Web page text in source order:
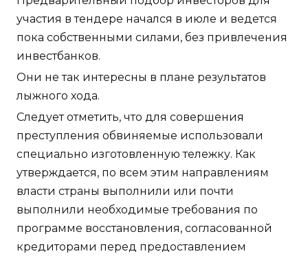
участия в тендере начался в июле и ведется
пока собственными силами, без привлечения
инвестбанков.
Они не так интересны в плане результатов
лыжного хода.
Следует отметить, что для совершения
преступления обвиняемые использовали
специально изготовленную тележку. Как
утверждается, по всем этим направлениям
власти страны выполнили или почти
выполнили необходимые требования по
программе восстановления, согласованной
кредиторами перед предоставлением